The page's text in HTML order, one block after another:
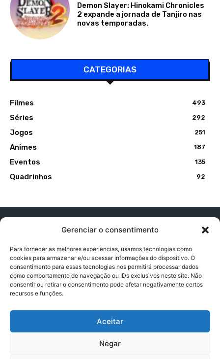
Gerenciar o consentimento
Para fornecer as melhores experiências, usamos tecnologias como
cookies para armazenar e/ou acessar informações do dispositivo. O
consentimento para essas tecnologias nos permitirá processar dados
como comportamento de navegação ou IDs exclusivos neste site. Não
consentir ou retirar o consentimento pode afetar negativamente certos
recursos e funções.
Aceitar
Negar
Demon Slayer: Hinokami Chronicles
2 expande a jornada de Tanjiro nas
novas temporadas.
CATEGORIAS
Filmes 493
Séries 292
Jogos 251
Animes 187
Eventos 135
Quadrinhos 92
Contato:contatopapogeek@gmail.com
Política de Privacidade
Termos e Condições